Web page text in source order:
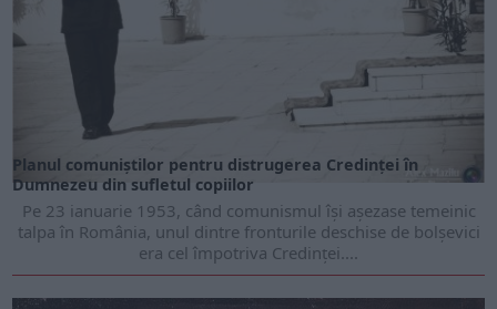
Planul comuniștilor pentru distrugerea Credinței în
Dumnezeu din sufletul copiilor
Pe 23 ianuarie 1953, când comunismul își așezase temeinic
talpa în România, unul dintre fronturile deschise de bolșevici
era cel împotriva Credinței....